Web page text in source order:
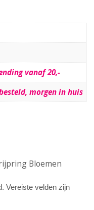
vanaf 20,-
morgen in huis
Bloemen
Vereiste velden zijn